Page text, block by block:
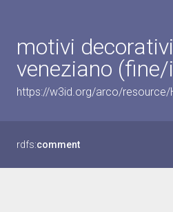
motivi
veneziano
https://w3id.org/arco/resource/
rdfs:comment